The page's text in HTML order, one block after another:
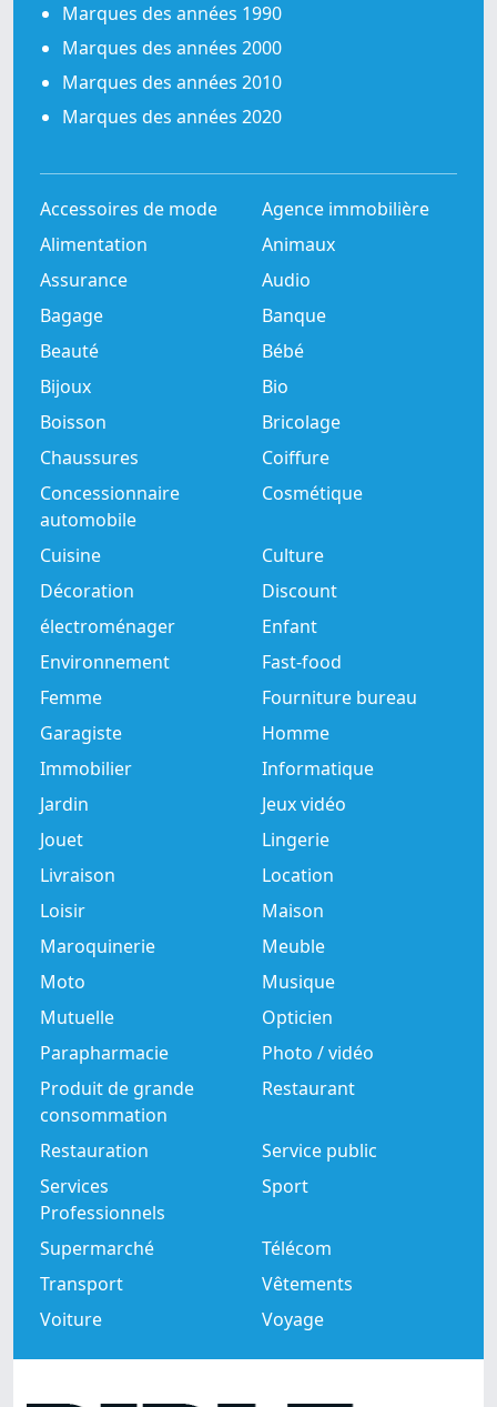
Marques des années 1990
Marques des années 2000
Marques des années 2010
Marques des années 2020
Accessoires de mode
Agence immobilière
Alimentation
Animaux
Assurance
Audio
Bagage
Banque
Beauté
Bébé
Bijoux
Bio
Boisson
Bricolage
Chaussures
Coiffure
Concessionnaire
automobile
Cosmétique
Cuisine
Culture
Décoration
Discount
électroménager
Enfant
Environnement
Fast-food
Femme
Fourniture bureau
Garagiste
Homme
Immobilier
Informatique
Jardin
Jeux vidéo
Jouet
Lingerie
Livraison
Location
Loisir
Maison
Maroquinerie
Meuble
Moto
Musique
Mutuelle
Opticien
Parapharmacie
Photo / vidéo
Produit de grande
consommation
Restaurant
Restauration
Service public
Services
Professionnels
Sport
Supermarché
Télécom
Transport
Vêtements
Voiture
Voyage